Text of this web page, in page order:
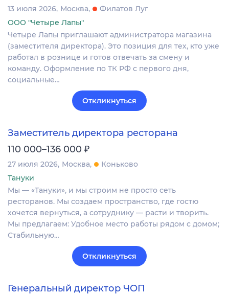
13 июля 2026 Москва
Филатов Луг
ООО "Четыре Лапы"
Четыре Лапы приглашают администратора магазина
(заместителя директора). Это позиция для тех, кто уже
работал в рознице и готов отвечать за смену и
команду. Оформление по ТК РФ с первого дня,
социальные…
Откликнуться
Заместитель директора ресторана
110 000–136 000 ₽
27 июля 2026 Москва
Коньково
Тануки
Мы — «Тануки», и мы строим не просто сеть
ресторанов. Мы создаем пространство, где гостю
хочется вернуться, а сотруднику — расти и творить.
Мы предлагаем: Удобное место работы рядом с домом;
Стабильную…
Откликнуться
Генеральный директор ЧОП